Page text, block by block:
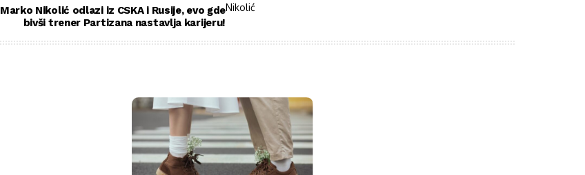
Marko Nikolić odlazi iz CSKA i Rusije, evo gde
bivši trener Partizana nastavlja karijeru!